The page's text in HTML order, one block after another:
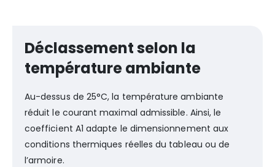
Déclassement selon la
température ambiante
Au-dessus de 25°C, la température ambiante
réduit le courant maximal admissible. Ainsi, le
coefficient A1 adapte le dimensionnement aux
conditions thermiques réelles du tableau ou de
l’armoire.